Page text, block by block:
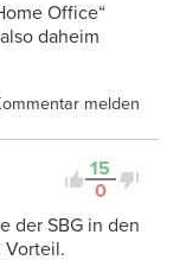
Office“
daheim
melden
15
0
der SBG in den
Vorteil.